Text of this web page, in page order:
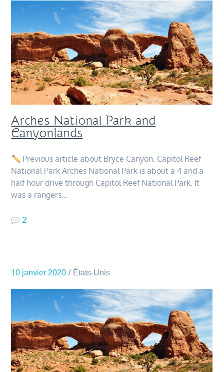
Arches National Park and
Canyonlands
Previous article about Bryce Canyon. Capitol Reef
National Park Arches National Park is about a 4 and a
half hour drive through Capitol Reef National Park. It
was a rangers…
2
10 janvier 2020 États-Unis